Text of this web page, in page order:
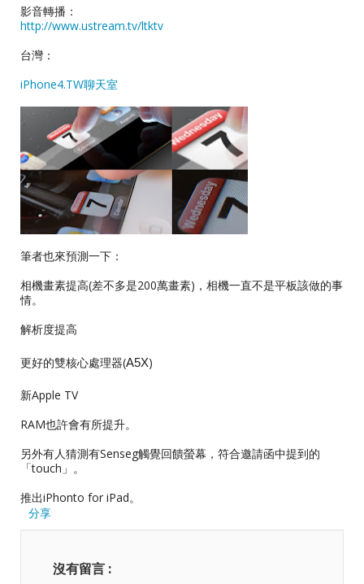
影音轉播：
http://www.ustream.tv/ltktv
台灣：
iPhone4.TW聊天室
筆者也來預測一下：
相機畫素提高(差不多是200萬畫素)，相機一直不是平板該做的事
情。
解析度提高
更好的雙核心處理器(A5X)
新Apple TV
RAM也許會有所提升。
另外有人猜測有Senseg觸覺回饋螢幕，符合邀請函中提到的
「touch」。
推出iPhonto for iPad。
分享
沒有留言 :